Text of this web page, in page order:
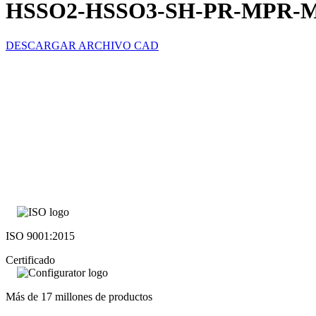
HSSO2-HSSO3-SH-PR-MPR-
DESCARGAR ARCHIVO CAD
ISO 9001:2015
Certificado
Más de 17 millones de productos